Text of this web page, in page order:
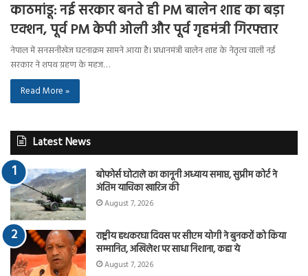
काठमांडू: नई सरकार बनते ही PM बालेन शाह का बड़ा
एक्शन, पूर्व PM केपी ओली और पूर्व गृहमंत्री गिरफ्तार
नेपाल में सनसनीखेज घटनाक्रम सामने आया है। प्रधानमंत्री बालेन शाह के नेतृत्व वाली नई
सरकार ने शपथ ग्रहण के महज…
Read More »
Latest News
बोफोर्स घोटाले का कानूनी अध्याय समाप्त, सुप्रीम कोर्ट ने
अंतिम याचिका खारिज की
August 7, 2026
राष्ट्रीय हथकरघा दिवस पर सीएम योगी ने बुनकरों को किया
सम्मानित, अखिलेश पर साधा निशाना, कहा ये
August 7, 2026